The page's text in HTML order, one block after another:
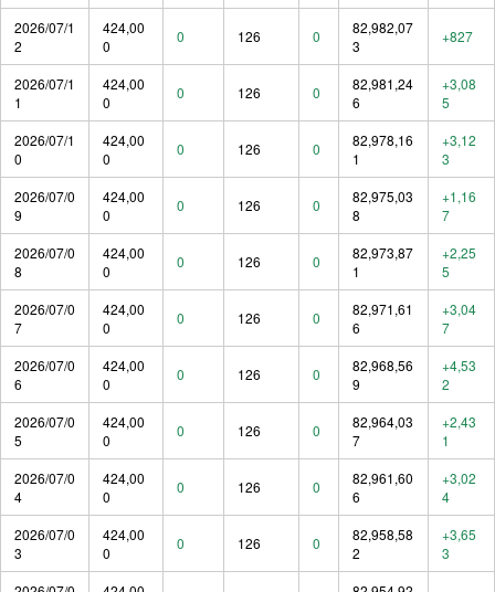
2026/07/1
2
424,00
0
0 126 0
82,982,07
3
+827
2026/07/1
1
424,00
0
0 126 0
82,981,24
6
+3,08
5
2026/07/1
0
424,00
0
0 126 0
82,978,16
1
+3,12
3
2026/07/0
9
424,00
0
0 126 0
82,975,03
8
+1,16
7
2026/07/0
8
424,00
0
0 126 0
82,973,87
1
+2,25
5
2026/07/0
7
424,00
0
0 126 0
82,971,61
6
+3,04
7
2026/07/0
6
424,00
0
0 126 0
82,968,56
9
+4,53
2
2026/07/0
5
424,00
0
0 126 0
82,964,03
7
+2,43
1
2026/07/0
4
424,00
0
0 126 0
82,961,60
6
+3,02
4
2026/07/0
3
424,00
0
0 126 0
82,958,58
2
+3,65
3